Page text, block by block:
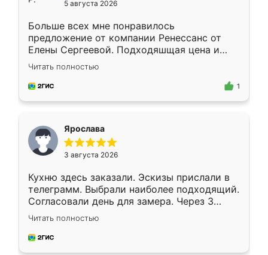
5 августа 2026
Больше всех мне понравилось
предложение от компании Ренессанс от
Елены Сергеевой. Подходяшщая цена и
короткие сроки изготовления. Приехавший
для замера сотрудник Владислав
предложил по моему эскизу самый
Читать полностью
1
Ярослава
3 августа 2026
Кухню здесь заказали. Эскизы прислали в
телеграмм. Выбрали наиболее подходящий.
Согласовали день для замера. Через 3
недели кухня была уже готова. Остались
довольны работой. Спасибо Ренессанс
мебель за качественную работу!
Читать полностью